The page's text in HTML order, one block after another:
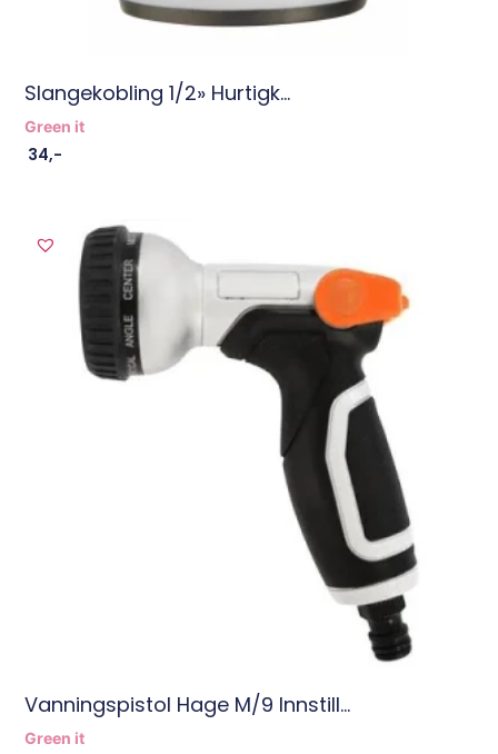
Slangekobling 1/2» Hurtigk...
Green it
34,-
Vanningspistol Hage M/9 Innstill...
Green it